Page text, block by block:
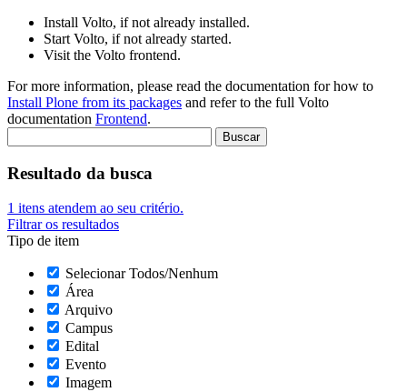
Install Volto, if not already installed.
Start Volto, if not already started.
Visit the Volto frontend.
For more information, please read the documentation for how to
Install Plone from its packages and refer to the full Volto
documentation Frontend.
Resultado da busca
1 itens atendem ao seu critério.
Filtrar os resultados
Tipo de item
Selecionar Todos/Nenhum
Área
Arquivo
Campus
Edital
Evento
Imagem